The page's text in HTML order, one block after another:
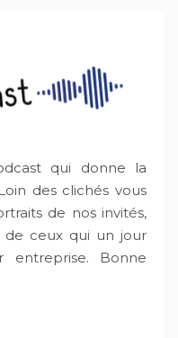
qui donne la
des clichés vous
de nos invités,
de ceux qui un jour
Bonne